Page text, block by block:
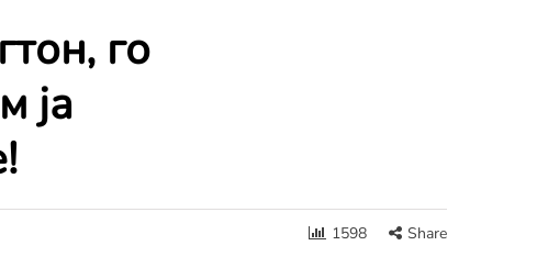
го
ја
1598 Share